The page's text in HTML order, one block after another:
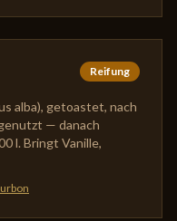
Reifung
alba), getoastet, nach
— danach
l. Bringt Vanille,